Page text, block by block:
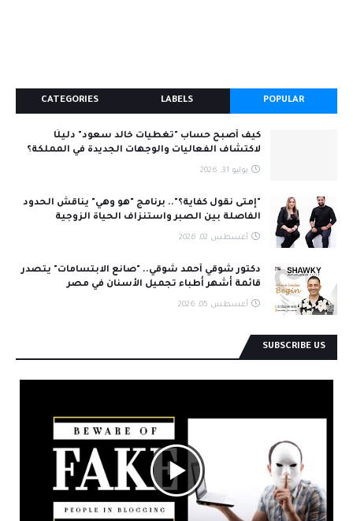
POPULAR
LABELS
CATEGORIES
كيف أصبح حساب "تغطيات خالد سعود" دليلًا
لاكتشاف الفعاليات والوجهات الجديدة في المملكة؟
يوليو 31, 2026
"إمتى نقول كفاية؟".. برنامج "هو وهي" يناقش الحدود
الفاصلة بين الصبر واستنزاف الحياة الزوجية
أغسطس 02, 2026
دكتور شوقي أحمد شوقي.. "صانع الابتسامات" يتصدر
قائمة أشهر أطباء تجميل الأسنان في مصر
أغسطس 05, 2026
SUBSCRIBE US